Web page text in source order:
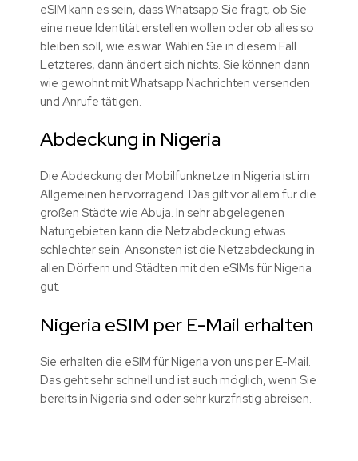
eSIM kann es sein, dass Whatsapp Sie fragt, ob Sie
eine neue Identität erstellen wollen oder ob alles so
bleiben soll, wie es war. Wählen Sie in diesem Fall
Letzteres, dann ändert sich nichts. Sie können dann
wie gewohnt mit Whatsapp Nachrichten versenden
und Anrufe tätigen.
Abdeckung in Nigeria
Die Abdeckung der Mobilfunknetze in Nigeria ist im
Allgemeinen hervorragend. Das gilt vor allem für die
großen Städte wie Abuja. In sehr abgelegenen
Naturgebieten kann die Netzabdeckung etwas
schlechter sein. Ansonsten ist die Netzabdeckung in
allen Dörfern und Städten mit den eSIMs für Nigeria
gut.
Nigeria eSIM per E-Mail erhalten
Sie erhalten die eSIM für Nigeria von uns per E-Mail.
Das geht sehr schnell und ist auch möglich, wenn Sie
bereits in Nigeria sind oder sehr kurzfristig abreisen.